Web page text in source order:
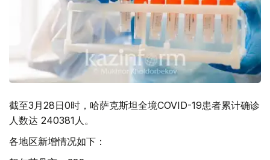
截至3月28日0时，哈萨克斯坦全境COVID-19患者累计确诊
人数达 240381人。
各地区新增情况如下：